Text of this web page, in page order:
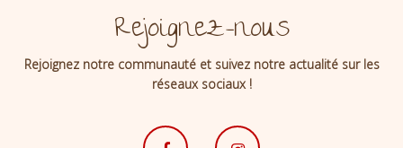
Rejoignez-nous
Rejoignez notre communauté et suivez notre actualité sur les
réseaux sociaux !